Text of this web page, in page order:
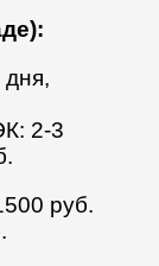
2-3
руб.